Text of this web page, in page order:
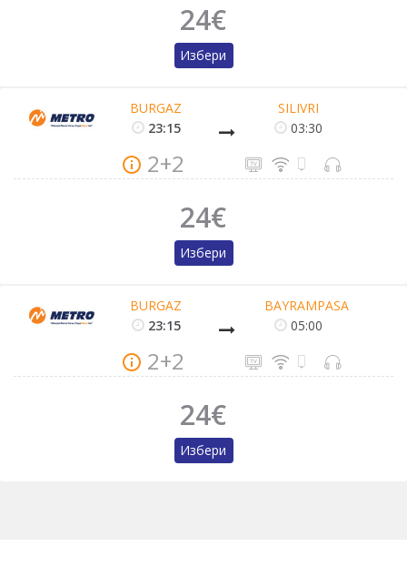
24€
Избери
BURGAZ
23:15
SILIVRI
03:30
2+2
24€
Избери
BURGAZ
23:15
BAYRAMPASA
05:00
2+2
24€
Избери